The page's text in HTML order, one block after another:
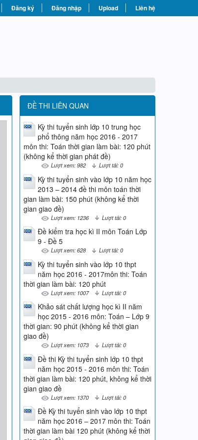
Đăng ký Đăng nhập Upload Liên hệ
ĐỀ THI LIÊN QUAN
Kỳ thi tuyển sinh lớp 10 trung học
phổ thông năm học 2016 - 2017
môn thi: Toán thời gian làm bài: 120 phút
(không kể thời gian phát đề)
Lượt xem: 982 Lượt tải: 0
Kỳ thi tuyển sinh vào lớp 10 năm học
2013 – 2014 đề thi môn toán thời
gian làm bài: 150 phút (không kể thời
gian giao đề)
Lượt xem: 1236 Lượt tải: 0
Đề kiểm tra học kì II môn Toán Lớp
9 - Đề 5
Lượt xem: 628 Lượt tải: 0
Kỳ thi tuyển sinh vào lớp 10 thpt
năm học 2016 - 2017môn thi: Toán
thời gian làm bài: 120 phút
Lượt xem: 1007 Lượt tải: 0
Khảo sát chất lượng học kì II năm
học 2015 - 2016 môn: Toán – Lớp 9
thời gian: 90 phút (không kể thời gian
giao đề)
Lượt xem: 1073 Lượt tải: 0
Đề thi Kỳ thi tuyển sinh lớp 10 thpt
năm học 2015 - 2016 môn thi: Toán
thời gian làm bài: 120 phút, không kể thời
gian giao đề
Lượt xem: 1370 Lượt tải: 0
Đề Kỳ thi tuyển sinh vào lớp 10 thpt
năm học 2016 – 2017 môn thi: Toán
thời gian làm bài 120 phút (không kể thời